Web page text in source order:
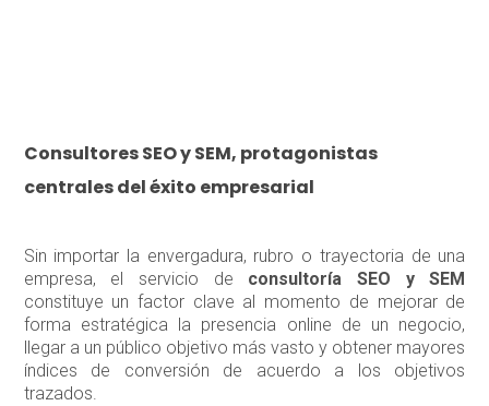
Consultores SEO y SEM, protagonistas
centrales del éxito empresarial
Sin importar la envergadura, rubro o trayectoria de una
empresa, el servicio de consultoría SEO y SEM
constituye un factor clave al momento de mejorar de
forma estratégica la presencia online de un negocio,
llegar a un público objetivo más vasto y obtener mayores
índices de conversión de acuerdo a los objetivos
trazados.